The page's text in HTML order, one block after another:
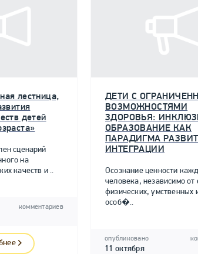
лестница,
детей
сценарий
на
качеств и ..
комментариев
ДЕТИ С
ВОЗМОЖНОСТЯМИ
ЗДОРОВЬЯ:
ОБРАЗОВАНИЕ КАК
ПАРАДИГМА
ИНТЕГРАЦИИ
Осознание ценности
человека, независимо от
физических, умственных
особ�..
опубликовано
11 октября